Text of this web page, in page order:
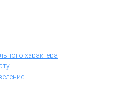
характера